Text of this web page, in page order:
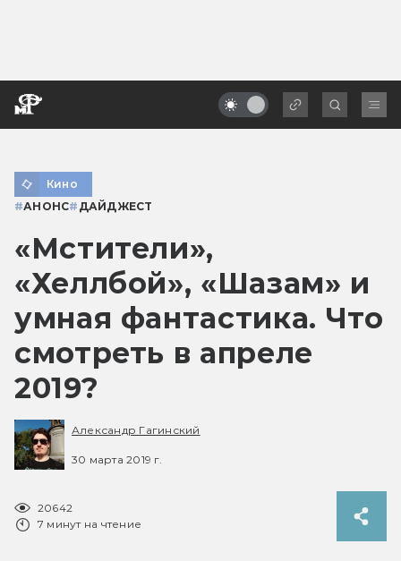
Кино
#АНОНС# ДАЙДЖЕСТ
«Мстители»,
«Хеллбой», «Шазам» и
умная фантастика. Что
смотреть в апреле
2019?
Александр Гагинский
30 марта 2019 г.
20642
7 минут на чтение